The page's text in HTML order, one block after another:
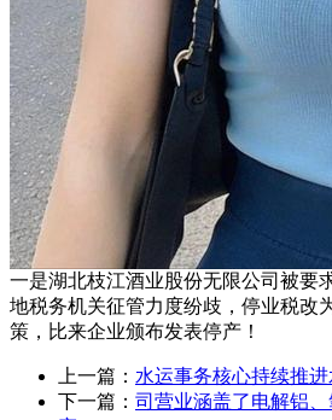
一是湖北枝江酒业股份无限公司被要
地税务机关征管力度纷歧，停业税改
策，比来企业颁布发表停产！
上一篇： 水运事务核心持续推
下一篇： 司营业涵盖了电解铝